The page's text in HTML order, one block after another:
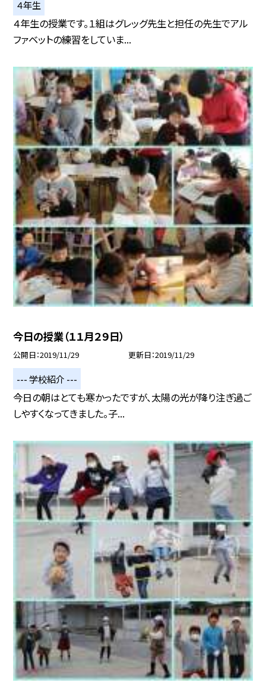
４年生
４年生の授業です。１組はグレッグ先生と担任の先生でアル
ファベットの練習をしていま...
今日の授業（１１月２９日）
公開日 2019/11/29 更新日 2019/11/29
--- 学校紹介 ---
今日の朝はとても寒かったですが、太陽の光が降り注ぎ過ご
しやすくなってきました。子...